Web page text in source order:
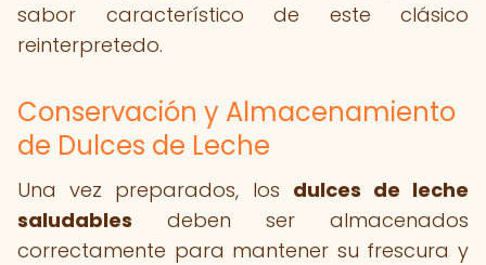
sabor característico de este clásico
reinterpretedo.
Conservación y Almacenamiento
de Dulces de Leche
Una vez preparados, los dulces de leche
saludables deben ser almacenados
correctamente para mantener su frescura y